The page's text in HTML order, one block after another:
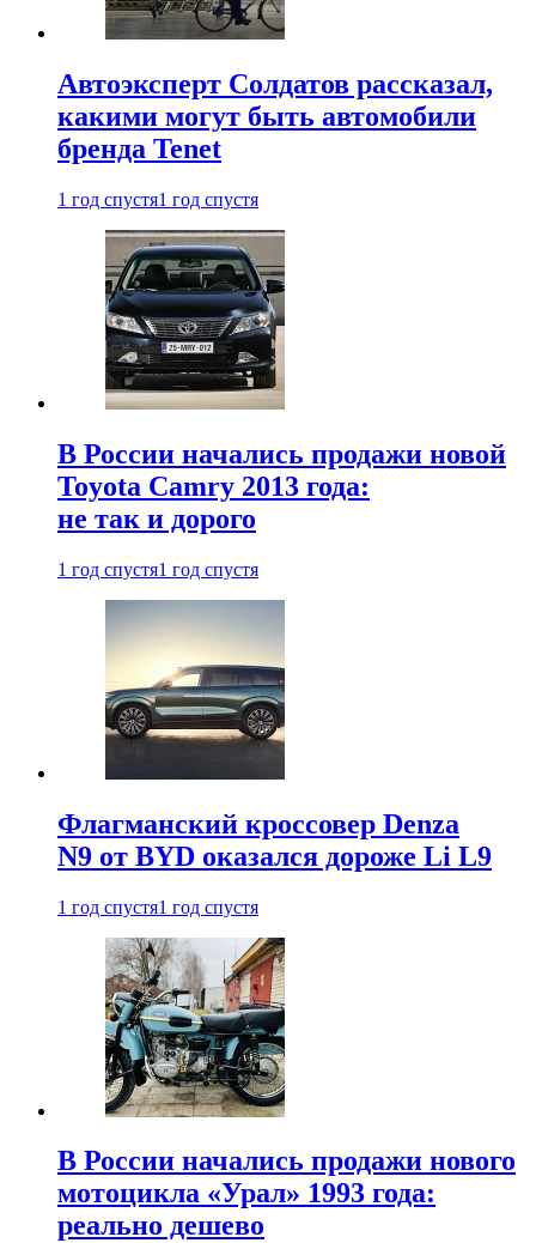
Автоэксперт Солдатов рассказал,
какими могут быть автомобили
бренда Tenet
1 год спустя1 год спустя
В России начались продажи новой
Toyota Camry 2013 года:
не так и дорого
1 год спустя1 год спустя
Флагманский кроссовер Denza
N9 от BYD оказался дороже Li L9
1 год спустя1 год спустя
В России начались продажи нового
мотоцикла «Урал» 1993 года:
реально дешево